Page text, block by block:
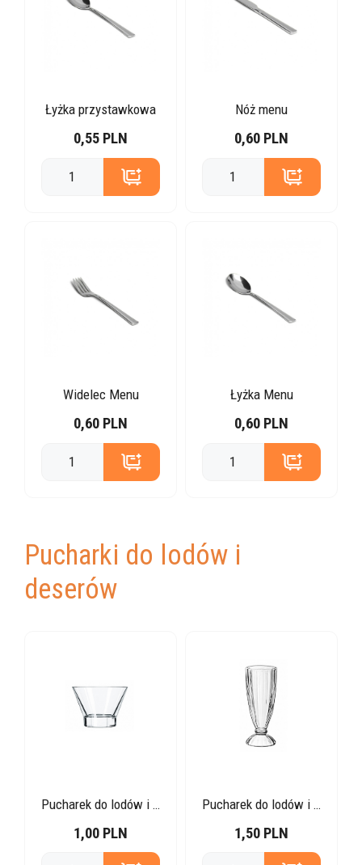
Łyżka przystawkowa
0,55 PLN
Nóż menu
0,60 PLN
Widelec Menu
0,60 PLN
Łyżka Menu
0,60 PLN
Pucharki do lodów i
deserów
Pucharek do lodów i deserów prosty
1,00 PLN
Pucharek do lodów i deserów wysoki
1,50 PLN